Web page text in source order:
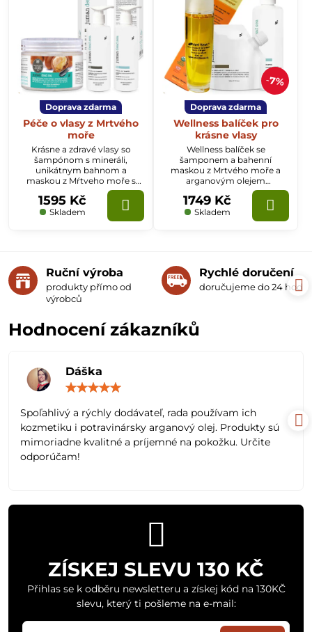
Doprava zdarma
Péče o vlasy z Mrtvého
moře
Krásne a zdravé vlasy so
šampónom s mineráli,
unikátnym bahnom a
maskou z Mŕtveho moře s
argánovým olejem z Maroka.
Skladem
1595 Kč
7%
Doprava zdarma
Wellness balíček pro
krásne vlasy
Wellness balíček se
šamponem a bahenní
maskou z Mrtvého moře a
arganovým olejem
kosmetickým, aby byly vlasy
krásné a zdravé. Vlasy bez lupů
s arganovým olejem.
Skladem
1749 Kč
Ruční výroba
produkty přímo od
výrobců
Rychlé doručení
doručujeme do 24 hodin
Hodnocení zákazníků
Dáška
5
Spoľahlivý a rýchly dodávateľ, rada používam ich
kozmetiku i potravinársky arganový olej. Produkty sú
mimoriadne kvalitné a príjemné na pokožku. Určite
odporúčam!
ZÍSKEJ SLEVU 130 KČ
Přihlas se k odběru newsletteru a získej kód na 130KČ
slevu, který ti pošleme na e-mail: